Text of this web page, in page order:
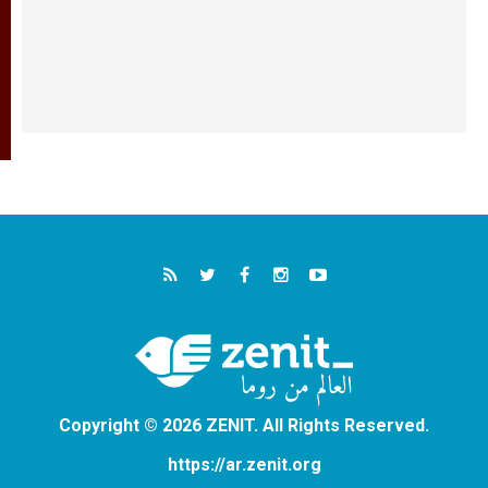
Copyright © 2026 ZENIT. All Rights Reserved.
https://ar.zenit.org